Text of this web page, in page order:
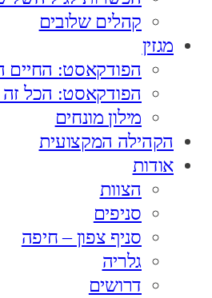
קהלים שלובים
מגזין
הפודקאסט: החיים
הפודקאסט: הכל זה
מילון מונחים
הקהילה המקצועית
אודות
הצוות
סניפים
סניף צפון – חיפה
גלריה
דרושים